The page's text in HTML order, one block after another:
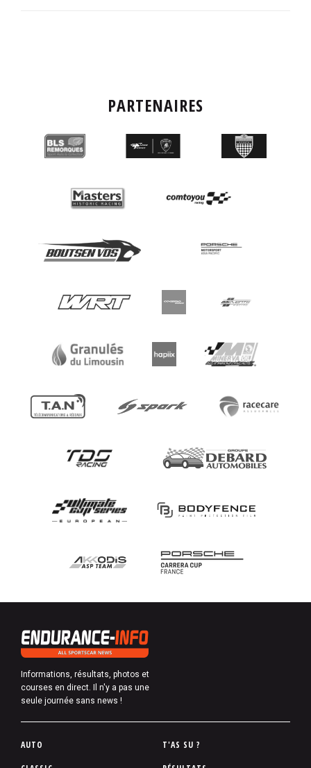
PARTENAIRES
Informations, résultats, photos et
courses en direct. Il n'y a pas une
seule journée sans news !
P
AUTO
T'AS SU ?